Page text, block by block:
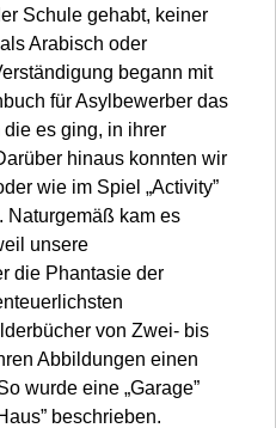
Schule gehabt, keiner
Arabisch oder
begann mit
für Asylbewerber das
es ging, in ihrer
hinaus konnten wir
wie im Spiel „Activity”
Naturgemäß kam es
unsere
die Phantasie der
von Zwei- bis
Abbildungen einen
wurde eine „Garage”
beschrieben.